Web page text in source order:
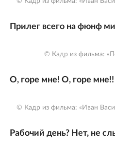
Прилег всего на фюнф
© Кадр из фильма:
О, горе мне! О, горе мне!!
© Кадр из фильма: «Иван
Рабочий день? Нет, не